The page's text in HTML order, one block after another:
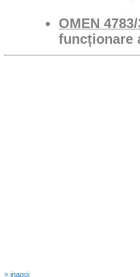
OMEN
funcționare
» inapoi